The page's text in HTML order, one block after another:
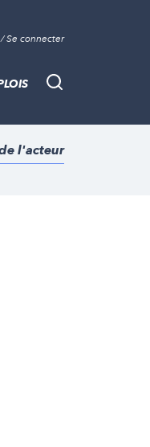
Se connecter
Recherche
l'acteur